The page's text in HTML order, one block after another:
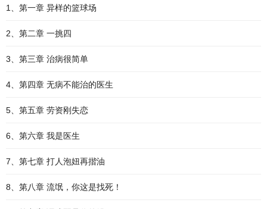
1、第一章 异样的篮球场
2、第二章 一挑四
3、第三章 治病很简单
4、第四章 无病不能治的医生
5、第五章 劳资刚失恋
6、第六章 我是医生
7、第七章 打人泡妞再揩油
8、第八章 流氓，你这是找死！